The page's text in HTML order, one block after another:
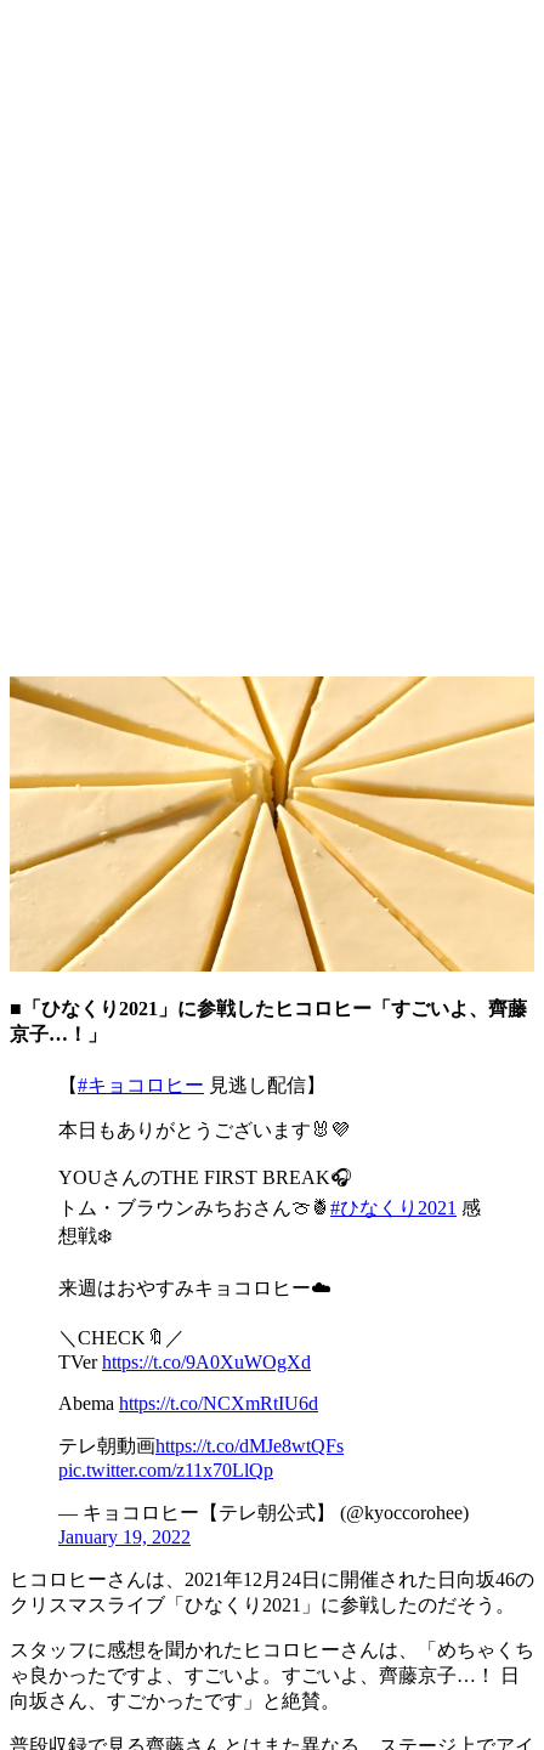
■「ひなくり2021」に参戦したヒコロヒー「すごいよ、齊藤
京子…！」
【#キョコロヒー 見逃し配信】
本日もありがとうございます🐰💜
YOUさんのTHE FIRST BREAK🎧
トム・ブラウンみちおさん🍈🍍 #ひなくり2021 感
想戦❄️
来週はおやすみキョコロヒー☁️
＼CHECK🔖／
TVerhttps://t.co/9A0XuWOgXd
Abema https://t.co/NCXmRtIU6d
テレ朝動画https://t.co/dMJe8wtQFs
pic.twitter.com/z11x70LlQp
— キョコロヒー【テレ朝公式】 (@kyoccorohee)
January 19, 2022
ヒコロヒーさんは、2021年12月24日に開催された日向坂46の
クリスマスライブ「ひなくり2021」に参戦したのだそう。
スタッフに感想を聞かれたヒコロヒーさんは、「めちゃくち
ゃ良かったですよ、すごいよ。すごいよ、齊藤京子…！ 日
向坂さん、すごかったです」と絶賛。